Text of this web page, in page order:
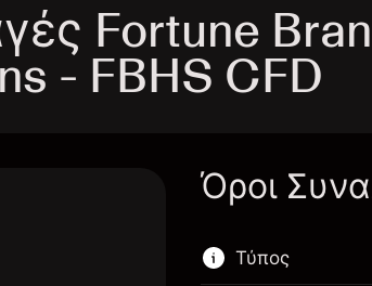
Fortune
- FBHS CFD
Όροι
Τύπος